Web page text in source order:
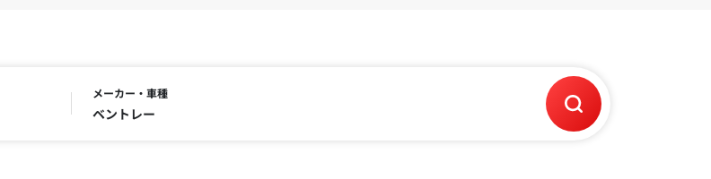
メーカー・車種
ベントレー